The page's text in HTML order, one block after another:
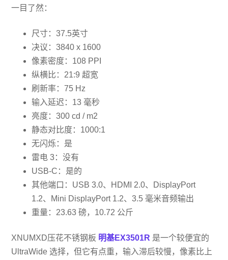
一目了然：
尺寸：37.5英寸
决议：3840 x 1600
像素密度：108 PPI
纵横比：21:9 超宽
刷新率：75 Hz
输入延迟：13 毫秒
亮度：300 cd / m2
静态对比度：1000:1
无闪烁：是
雷电 3：没有
USB-C：是的
其他端口：USB 3.0、HDMI 2.0、DisplayPort
1.2、Mini DisplayPort 1.2、3.5 毫米音频输出
重量：23.63 磅，10.72 公斤
XNUMXD压花不锈钢板 明基EX3501R 是一个较便宜的
UltraWide 选择，但它有点重，输入滞后较慢，像素比上